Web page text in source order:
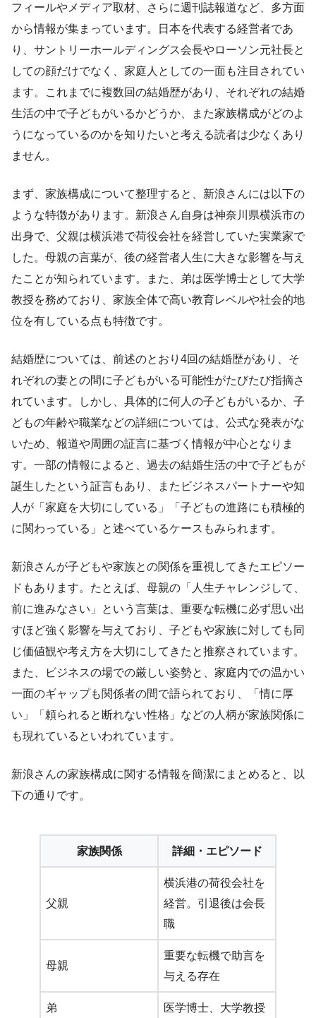
フィールやメディア取材、さらに週刊誌報道など、多方面
から情報が集まっています。日本を代表する経営者であ
り、サントリーホールディングス会長やローソン元社長と
しての顔だけでなく、家庭人としての一面も注目されてい
ます。これまでに複数回の結婚歴があり、それぞれの結婚
生活の中で子どもがいるかどうか、また家族構成がどのよ
うになっているのかを知りたいと考える読者は少なくあり
ません。
まず、家族構成について整理すると、新浪さんには以下の
ような特徴があります。新浪さん自身は神奈川県横浜市の
出身で、父親は横浜港で荷役会社を経営していた実業家で
した。母親の言葉が、後の経営者人生に大きな影響を与え
たことが知られています。また、弟は医学博士として大学
教授を務めており、家族全体で高い教育レベルや社会的地
位を有している点も特徴です。
結婚歴については、前述のとおり4回の結婚歴があり、そ
れぞれの妻との間に子どもがいる可能性がたびたび指摘さ
れています。しかし、具体的に何人の子どもがいるか、子
どもの年齢や職業などの詳細については、公式な発表がな
いため、報道や周囲の証言に基づく情報が中心となりま
す。一部の情報によると、過去の結婚生活の中で子どもが
誕生したという証言もあり、またビジネスパートナーや知
人が「家庭を大切にしている」「子どもの進路にも積極的
に関わっている」と述べているケースもみられます。
新浪さんが子どもや家族との関係を重視してきたエピソー
ドもあります。たとえば、母親の「人生チャレンジして、
前に進みなさい」という言葉は、重要な転機に必ず思い出
すほど強く影響を与えており、子どもや家族に対しても同
じ価値観や考え方を大切にしてきたと推察されています。
また、ビジネスの場での厳しい姿勢と、家庭内での温かい
一面のギャップも関係者の間で語られており、「情に厚
い」「頼られると断れない性格」などの人柄が家族関係に
も現れているといわれています。
新浪さんの家族構成に関する情報を簡潔にまとめると、以
下の通りです。
家族関係 詳細・エピソード
父親
横浜港の荷役会社を
経営。引退後は会長
職
母親
重要な転機で助言を
与える存在
弟 医学博士、大学教授